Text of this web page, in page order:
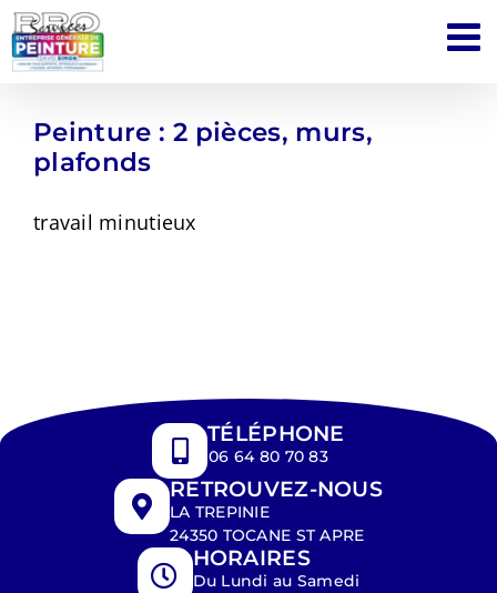
Passer
au
contenu
Peinture : 2 pièces, murs,
plafonds
travail minutieux
TÉLÉPHONE
06 64 80 70 83
RETROUVEZ-NOUS
LA TREPINIE
24350 TOCANE ST APRE
HORAIRES
Du Lundi au Samedi